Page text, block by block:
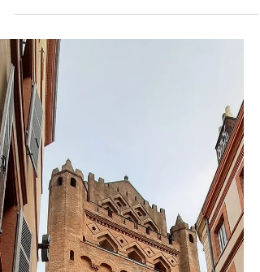
emblematische platz von Toulouse nach der
" Place du capitole ", auf der sich unser
Rathaus befindet. Dieser Platz war zu jeder
Zeit der Geschichte ein äusserst lebendiger
und geschäftiger Handelsplatz. Auf diesem
Platz befindet sich nach wie vor zahlreiche
Bars und Restaurants mit wunderschönen
Terrassen. Früher befanden sich auf
diesem Platz ebenfalls zahlreiche Theater
und Kinos. Dieser emblematische Platz von
Toulouse ist unbedingt